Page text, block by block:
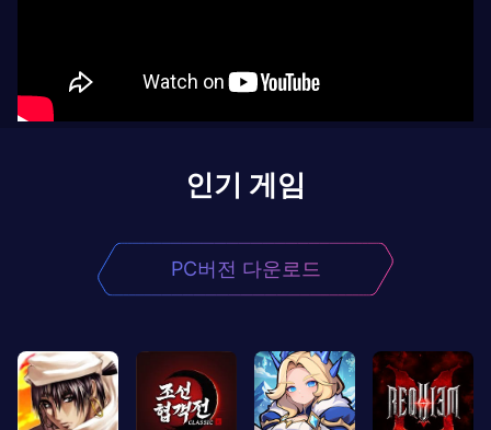
인기 게임
PC버전 다운로드